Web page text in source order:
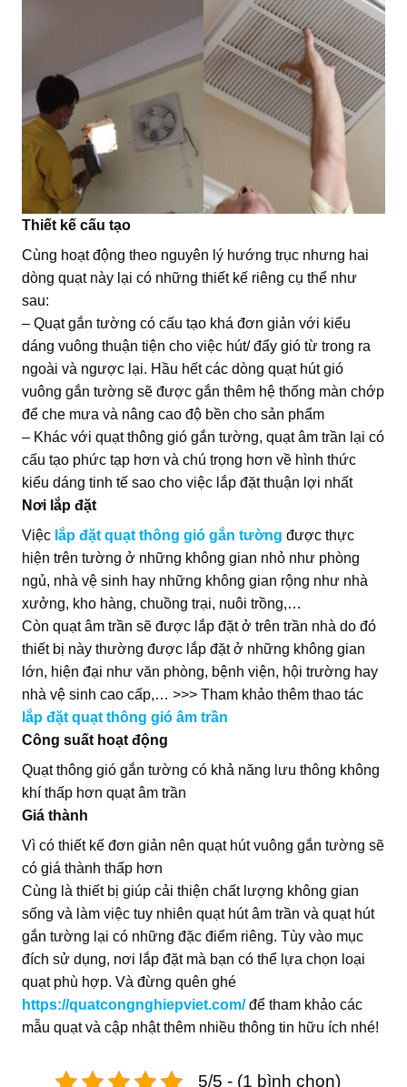
Thiết kế cấu tạo
Cùng hoạt động theo nguyên lý hướng trục nhưng hai
dòng quạt này lại có những thiết kế riêng cụ thể như
sau:
– Quạt gắn tường có cấu tạo khá đơn giản với kiểu
dáng vuông thuận tiện cho việc hút/ đẩy gió từ trong ra
ngoài và ngược lại. Hầu hết các dòng quạt hút gió
vuông gắn tường sẽ được gắn thêm hệ thống màn chớp
để che mưa và nâng cao độ bền cho sản phẩm
– Khác với quạt thông gió gắn tường, quạt âm trần lại có
cấu tạo phức tạp hơn và chú trọng hơn về hình thức
kiểu dáng tinh tế sao cho việc lắp đặt thuận lợi nhất
Nơi lắp đặt
Việc lắp đặt quạt thông gió gắn tường được thực
hiện trên tường ở những không gian nhỏ như phòng
ngủ, nhà vệ sinh hay những không gian rộng như nhà
xưởng, kho hàng, chuồng trại, nuôi trồng,…
Còn quạt âm trần sẽ được lắp đặt ở trên trần nhà do đó
thiết bị này thường được lắp đặt ở những không gian
lớn, hiện đại như văn phòng, bệnh viện, hội trường hay
nhà vệ sinh cao cấp,… >>> Tham khảo thêm thao tác
lắp đặt quạt thông gió âm trần
Công suất hoạt động
Quạt thông gió gắn tường có khả năng lưu thông không
khí thấp hơn quạt âm trần
Giá thành
Vì có thiết kế đơn giản nên quạt hút vuông gắn tường sẽ
có giá thành thấp hơn
Cùng là thiết bị giúp cải thiện chất lượng không gian
sống và làm việc tuy nhiên quạt hút âm trần và quạt hút
gắn tường lại có những đặc điểm riêng. Tùy vào mục
đích sử dụng, nơi lắp đặt mà bạn có thể lựa chọn loại
quạt phù hợp. Và đừng quên ghé
https://quatcongnghiepviet.com/để tham khảo các
mẫu quạt và cập nhật thêm nhiều thông tin hữu ích nhé!
5/5 - (1 bình chọn)